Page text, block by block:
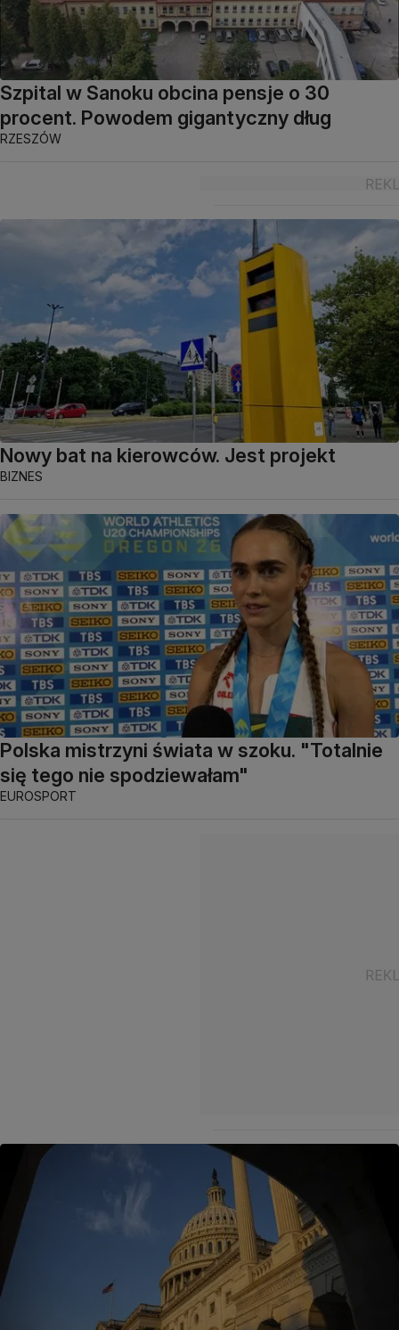
Szpital w Sanoku obcina pensje o 30
procent. Powodem gigantyczny dług
RZESZÓW
Nowy bat na kierowców. Jest projekt
BIZNES
Polska mistrzyni świata w szoku. "Totalnie
się tego nie spodziewałam"
EUROSPORT